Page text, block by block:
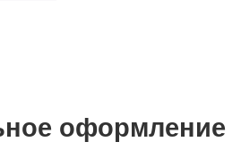
оформление